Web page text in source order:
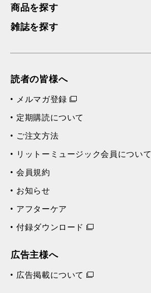
商品を探す
雑誌を探す
読者の皆様へ
メルマガ登録
定期購読について
ご注文方法
リットーミュージック会員について
会員規約
お知らせ
アフターケア
付録ダウンロード
広告主様へ
広告掲載について